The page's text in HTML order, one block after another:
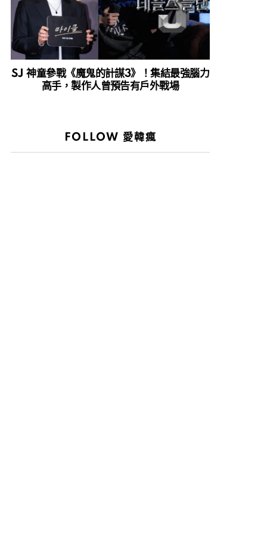
SJ 神童參戰《魔鬼的計謀3》！集結最強腦力
高手，製作人曾預告有戶外戰場
FOLLOW 愛韓瘋